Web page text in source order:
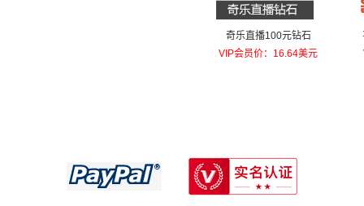
奇乐直播100元钻石
VIP会员价：16.64美元